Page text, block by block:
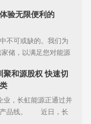
验无限便利的
不可或缺的。我们为
储，以满足您对能源
和源股权 快速切
业，长虹能源正通过并
产品线。 近日，长